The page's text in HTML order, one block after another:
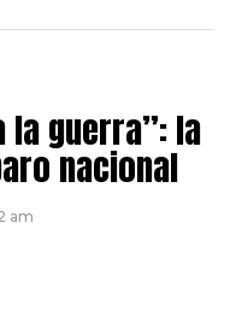
la guerra”: la
nacional
am